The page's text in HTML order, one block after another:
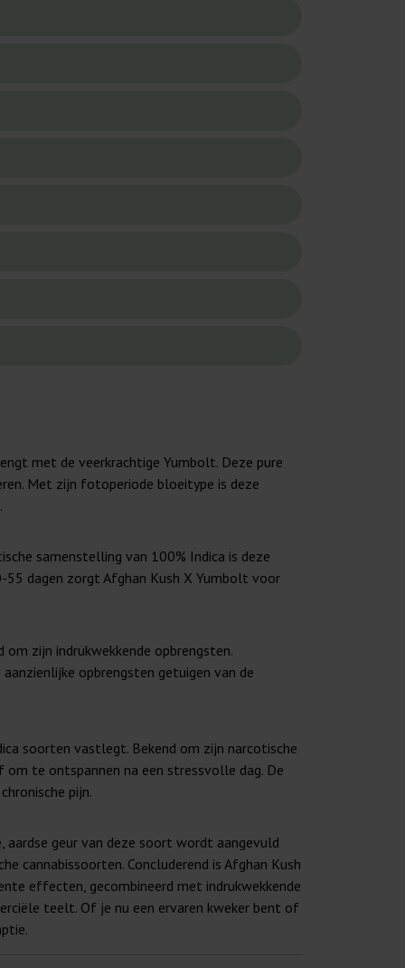
met de veerkrachtige Yumbolt. Deze pure
Met zijn fotoperiode bloeitype is deze
samenstelling van 100% Indica is deze
dagen zorgt Afghan Kush X Yumbolt voor
zijn indrukwekkende opbrengsten.
opbrengsten getuigen van de
soorten vastlegt. Bekend om zijn narcotische
te ontspannen na een stressvolle dag. De
pijn.
aardse geur van deze soort wordt aangevuld
cannabissoorten. Concluderend is Afghan Kush
effecten, gecombineerd met indrukwekkende
teelt. Of je nu een ervaren kweker bent of